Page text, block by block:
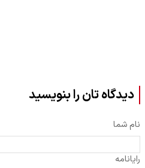
دیدگاه تان را بنویسید
نام شما
رایانامه